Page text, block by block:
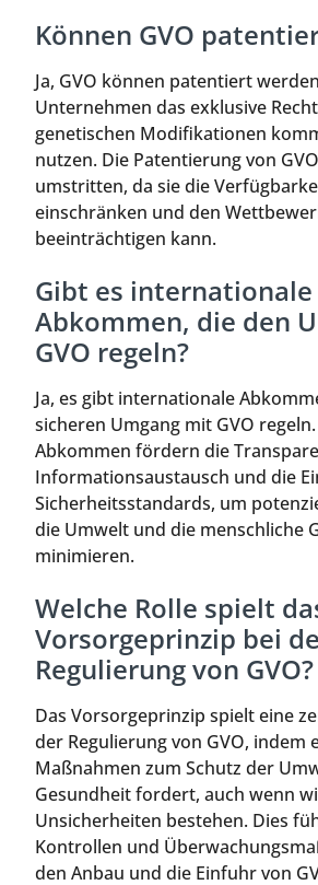
Können GVO
Ja, GVO können patentiert
Unternehmen das exklusive
genetischen Modifikationen
nutzen. Die Patentierung von
umstritten, da sie die
einschränken und den
beeinträchtigen kann.
Gibt es internationale
Abkommen, die den
GVO regeln?
Ja, es gibt internationale
sicheren Umgang mit GVO
Abkommen fördern die
Informationsaustausch und die
Sicherheitsstandards, um
die Umwelt und die menschliche
minimieren.
Welche Rolle spielt
Vorsorgeprinzip bei
Regulierung von GVO?
Das Vorsorgeprinzip spielt eine
der Regulierung von GVO, indem
Maßnahmen zum Schutz der
Gesundheit fordert, auch wenn
Unsicherheiten bestehen. Dies
Kontrollen und
den Anbau und die Einfuhr von